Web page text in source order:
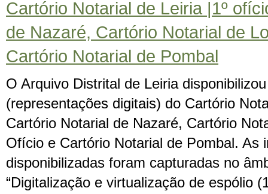
Cartório Notarial de Leiria |1º
de Nazaré, Cartório Notarial de
Cartório Notarial de Pombal
O Arquivo Distrital de Leiria
(representações digitais) do Cartório
Cartório Notarial de Nazaré, Cartório
Ofício e Cartório Notarial de Pombal. As
disponibilizadas foram capturadas no
“Digitalização e virtualização de espólio